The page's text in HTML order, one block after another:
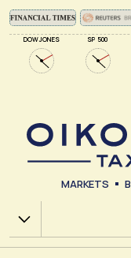
DOW JONES SP 500
MARKETS
Χ.Α.